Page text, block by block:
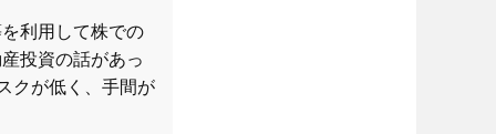
利用して株での
投資の話があっ
クが低く、手間が